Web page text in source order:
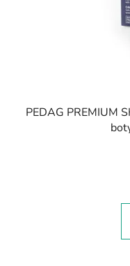
PEDAG PREMIUM